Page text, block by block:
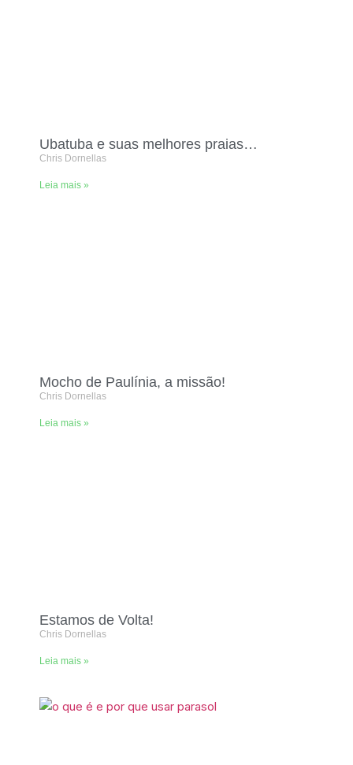
Ubatuba e suas melhores praias…
Chris Dornellas
Leia mais »
Mocho de Paulínia, a missão!
Chris Dornellas
Leia mais »
Estamos de Volta!
Chris Dornellas
Leia mais »